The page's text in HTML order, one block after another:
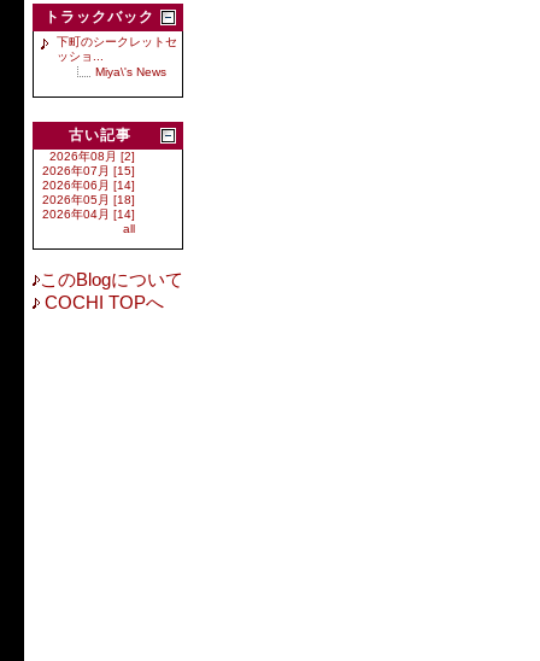
トラックバック
下町のシークレットセ
ッショ...
Miya\'s News
古い記事
2026年08月 [2]
2026年07月 [15]
2026年06月 [14]
2026年05月 [18]
2026年04月 [14]
all
このBlogについて
COCHI TOPへ